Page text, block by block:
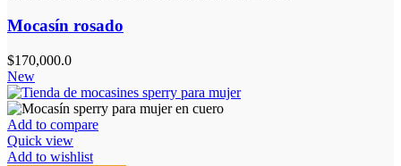
Mocasín rosado
$170,000.0
New
Add to compare
Quick view
Add to wishlist